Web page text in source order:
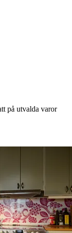
på utvalda varor